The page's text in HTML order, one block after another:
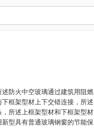
防火中空玻璃通过建筑用阻燃
框架型材上下交错连接，所述
所述上框架型材和下框架型材
型具有普通玻璃钢窗的节能保